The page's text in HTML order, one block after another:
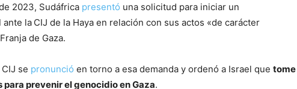
2023, Sudáfrica presentó una solicitud para iniciar un
ante la CIJ de la Haya en relación con sus actos «de carácter
de Gaza.
se pronunció en torno a esa demanda y ordenó a Israel que tome
prevenir el genocidio en Gaza.